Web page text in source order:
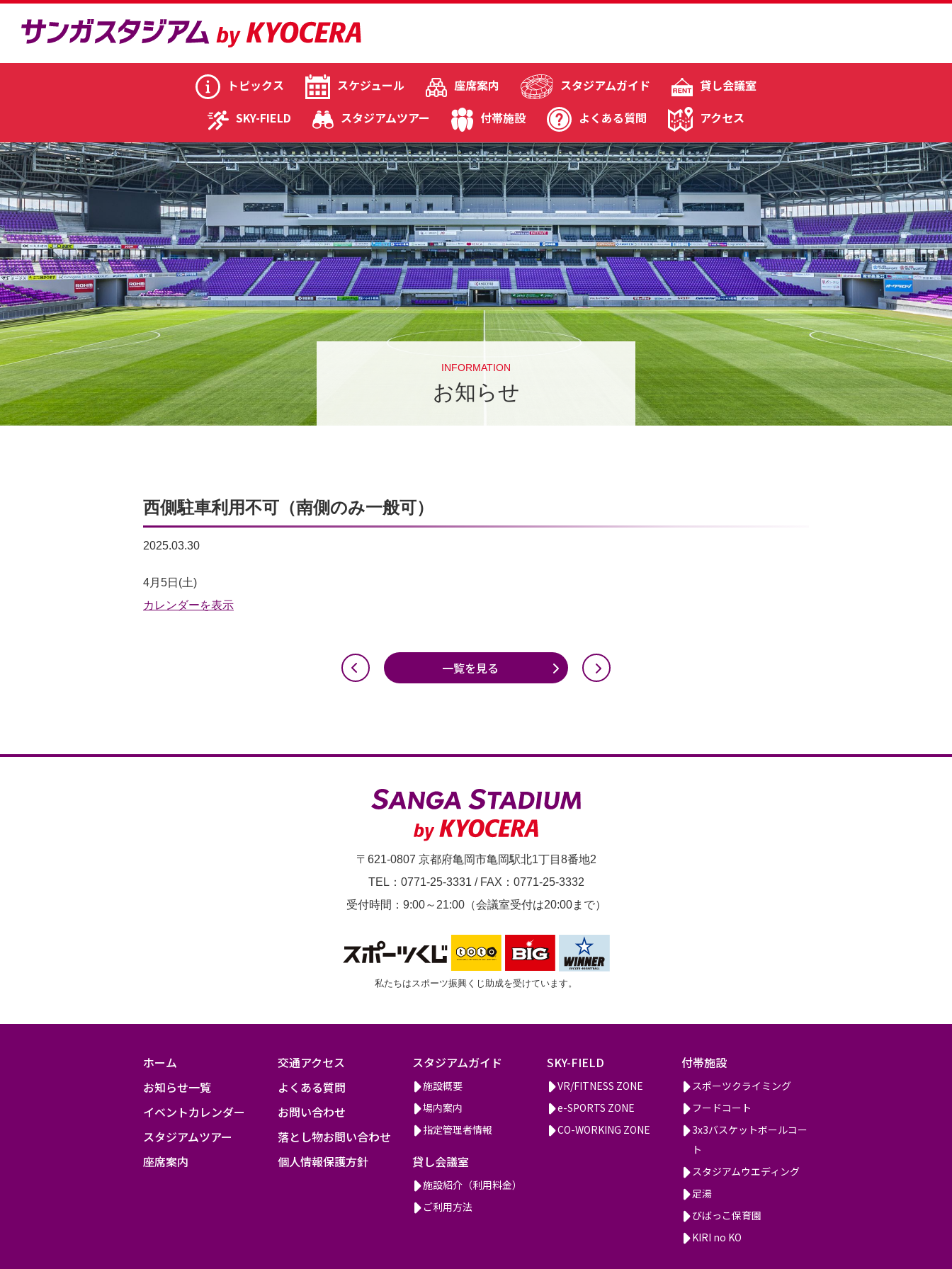
トピックス スケジュール 座席案内 スタジアムガイド
貸し会議室
SKY-FIELD
スタジアムツアー 付帯施設 よくある質問 アクセス
INFORMATION
お知らせ
西側駐車利用不可（南側のみ一般可）
2025.03.30
西
側
4月5日(土)
カレンダーを表示
一覧を見る
〒621-0807 京都府亀岡市亀岡駅北1丁目8番地2
TEL：0771-25-3331 / FAX：0771-25-3332
受付時間：9:00～21:00（会議室受付は20:00まで）
私たちはスポーツ振興くじ助成を受けています。
ホーム
お知らせ一覧
イベントカレンダー
スタジアムツアー
座席案内
交通アクセス
よくある質問
お問い合わせ
落とし物お問い合わせ
個人情報保護方針
スタジアムガイド
施設概要
場内案内
指定管理者情報
貸し会議室
施設紹介（利用料金）
ご利用方法
SKY-FIELD
VR/FITNESS ZONE
e-SPORTS ZONE
CO-WORKING ZONE
付帯施設
スポーツクライミング
フードコート
3x3バスケットボールコー
ト
スタジアムウエディング
足湯
びばっこ保育園
KIRI no KO